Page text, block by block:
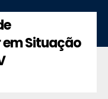
Situação